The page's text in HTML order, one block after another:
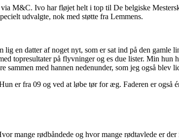
M&C. Ivo har fløjet helt i top til De belgiske
udvalgte, nok med støtte fra Lemmens.
lig en datter af noget nyt, som er sat ind på den
topresultater på flyvninger og es due lister. Min hun
med hannen nedenunder, som jeg også blev
er fra 09 og ved at løbe tør for æg. Faderen er også
mange rødbåndede og hvor mange rødtavlede er